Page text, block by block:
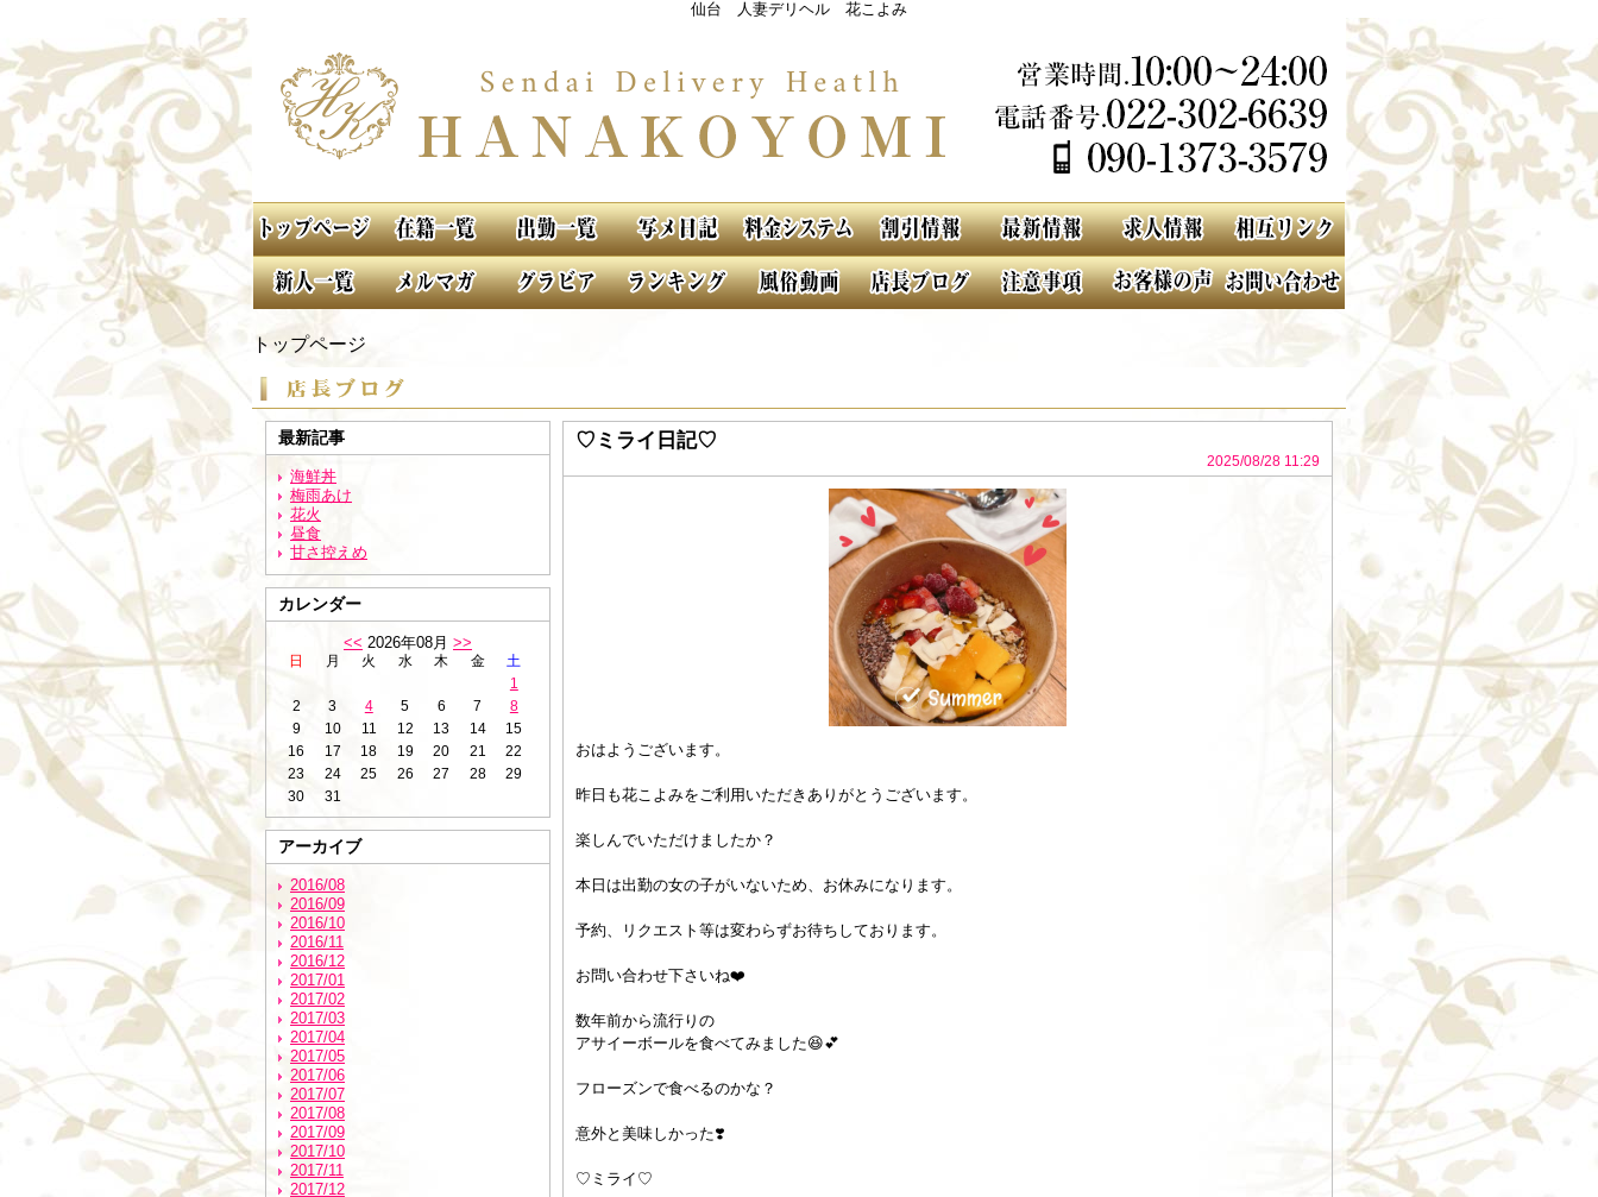
仙台 人妻デリヘル 花こよみ
トップページ
最新記事
海鮮丼
梅雨あけ
花火
昼食
甘さ控えめ
カレンダー
<< 2026年08月 >>
日 月 火 水 木 金
土
1
2
3 4 5 6 7
8
9
10 11 12 13 14
15
16
17 18 19 20 21
22
23
24 25 26 27 28
29
30
31
アーカイブ
2016/08
2016/09
2016/10
2016/11
2016/12
2017/01
2017/02
2017/03
2017/04
2017/05
2017/06
2017/07
2017/08
2017/09
2017/10
2017/11
2017/12
♡ミライ日記♡
2025/08/28 11:29
おはようございます。
昨日も花こよみをご利用いただきありがとうございます。
楽しんでいただけましたか？
本日は出勤の女の子がいないため、お休みになります。
予約、リクエスト等は変わらずお待ちしております。
お問い合わせ下さいね❤️
数年前から流行りの
アサイーボールを食べてみました😆💕
フローズンで食べるのかな？
意外と美味しかった❣️
♡ミライ♡